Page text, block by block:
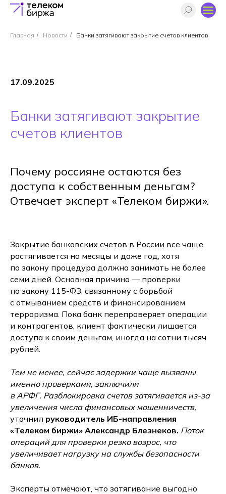
Главная / Новости / Банки затягивают закрытие счетов клиентов
17.09.2025
Банки затягивают закрытие
счетов клиентов
Почему россияне остаются без
доступа к собственным деньгам?
Отвечает эксперт «Телеком биржи».
Закрытие банковских счетов в России все чаще
растягивается на месяцы и даже год, хотя
по закону процедура должна занимать не более
семи дней. Основная причина — проверки
по закону 115-ФЗ, связанному с борьбой
с отмыванием средств и финансированием
терроризма. Пока банк перепроверяет операции
и контрагентов, клиент фактически лишается
доступа к своим деньгам, иногда на сотни тысяч
рублей.
Тем не менее, сейчас задержки чаще вызваны
именно проверками, заключили
в АРФГ. Разблокировка счетов затягивается из-за
увеличения числа финансовых мошенничеств,
уточнил руководитель ИБ-направления
«Телеком биржи» Александр Блезнеков. Поток
операций для проверки резко возрос, что
увеличивает нагрузку на службы безопасности
банков.
Эксперты отмечают, что затягивание выгодно